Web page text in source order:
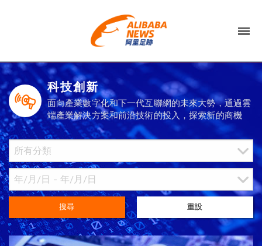
科技創新
面向產業數字化和下一代互聯網的未來大勢，通過雲
端產業解決方案和前沿技術的投入，探索新的商機
搜尋 重設